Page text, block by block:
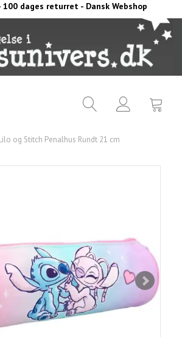
100 dages returret - Dansk Webshop
og Stitch Penalhus Rundt 21 cm